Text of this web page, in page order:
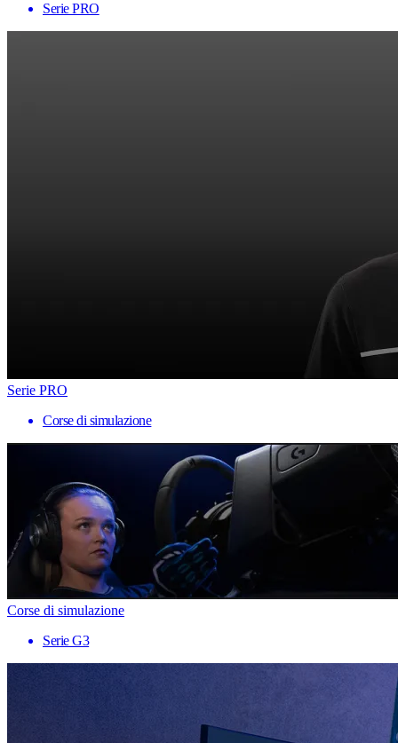
Serie PRO
Serie PRO
Corse di simulazione
Corse di simulazione
Serie G3